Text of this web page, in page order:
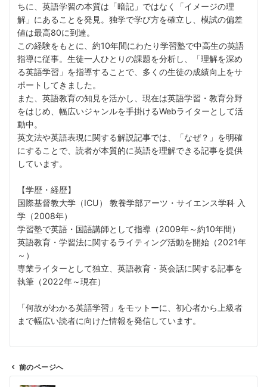
ちに、英語学習の本質は「暗記」ではなく「イメージの理
解」にあることを発見。独学で学び方を確立し、模試の偏差
値は最高80に到達。
この経験をもとに、約10年間にわたり学習塾で中高生の英語
指導に従事。生徒一人ひとりの課題を分析し、「理解を深め
る英語学習」を指導することで、多くの生徒の成績向上をサ
ポートしてきました。
また、英語教育の知見を活かし、現在は英語学習・教育分野
をはじめ、幅広いジャンルを手掛けるWebライターとして活
動中。
英文法や英語表現に関する解説記事では、「なぜ？」を明確
にすることで、読者が本質的に英語を理解できる記事を提供
しています。
【学歴・経歴】
国際基督教大学（ICU） 教養学部アーツ・サイエンス学科 入
学（2008年）
学習塾で英語・国語講師として指導（2009年～約10年間）
英語教育・学習法に関するライティング活動を開始（2021年
～）
専業ライターとして独立、英語教育・英会話に関する記事を
執筆（2022年～現在）
「何故がわかる英語学習」をモットーに、初心者から上級者
まで幅広い読者に向けた情報を発信しています。
前のページへ